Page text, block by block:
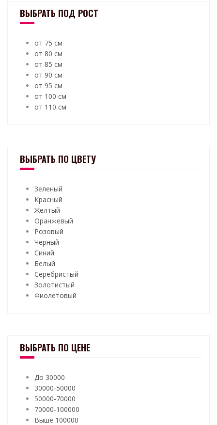
ВЫБРАТЬ ПОД РОСТ
от 75 см
от 80 см
от 85 см
от 90 см
от 95 см
от 100 см
от 110 см
ВЫБРАТЬ ПО ЦВЕТУ
Зеленый
Красный
Желтый
Оранжевый
Розовый
Черный
Синий
Белый
Серебристый
Золотистый
Фиолетовый
ВЫБРАТЬ ПО ЦЕНЕ
До 30000
30000-50000
50000-70000
70000-100000
Выше 100000